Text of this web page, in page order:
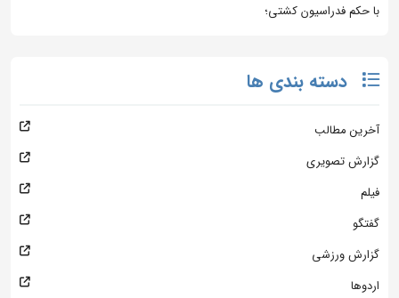
با حکم فدراسیون کشتی؛
دسته بندی ها
آخرین مطالب
گزارش تصویری
فیلم
گفتگو
گزارش ورزشی
اردوها